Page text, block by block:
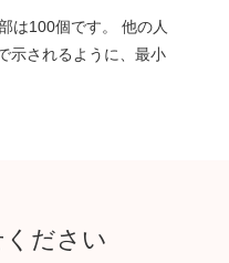
は100個です。 他の人
示されるように、最小
ださい